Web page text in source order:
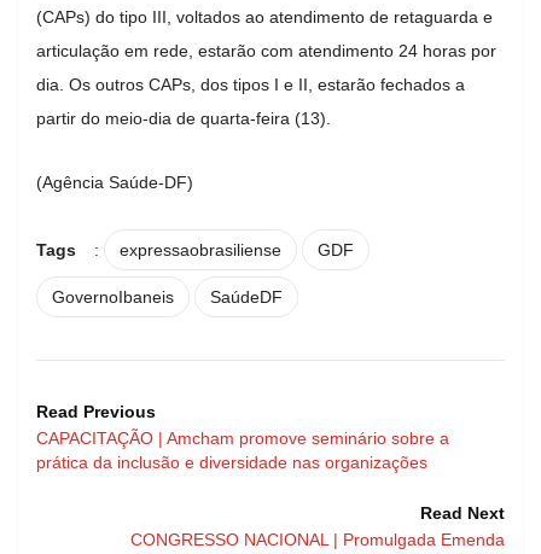
(CAPs) do tipo III, voltados ao atendimento de retaguarda e
articulação em rede, estarão com atendimento 24 horas por
dia. Os outros CAPs, dos tipos I e II, estarão fechados a
partir do meio-dia de quarta-feira (13).
(Agência Saúde-DF)
Tags : expressaobrasiliense GDF
GovernoIbaneis SaúdeDF
Read Previous
CAPACITAÇÃO | Amcham promove seminário sobre a
prática da inclusão e diversidade nas organizações
Read Next
CONGRESSO NACIONAL | Promulgada Emenda